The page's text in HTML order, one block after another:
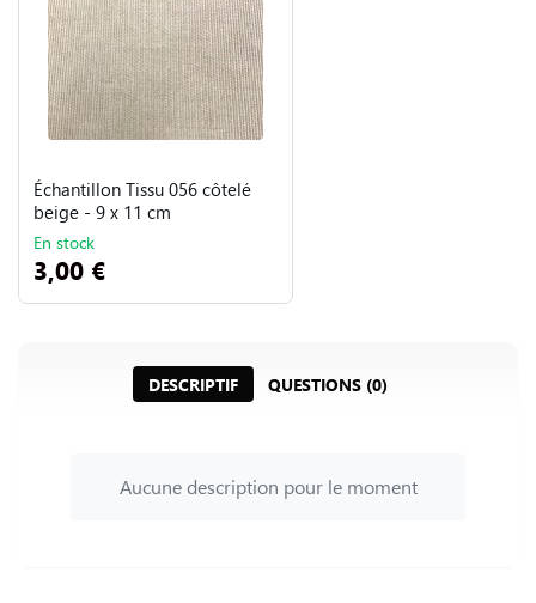
Échantillon Tissu 056 côtelé
beige - 9 x 11 cm
En stock
3,00 €
DESCRIPTIF QUESTIONS (0)
Aucune description pour le moment